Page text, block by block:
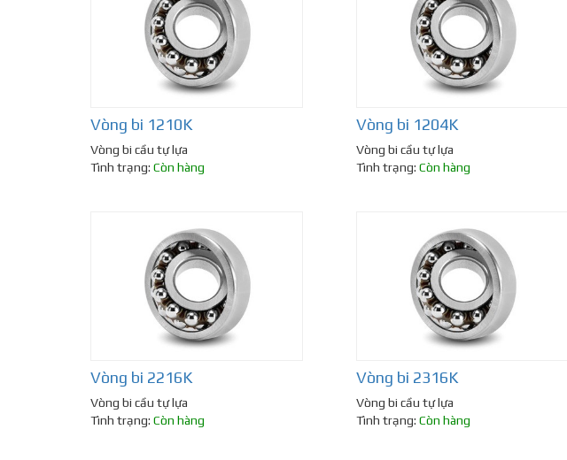
Vòng bi 1210K
Vòng bi cầu tự lựa
Tình trạng: Còn hàng
Vòng bi 1204K
Vòng bi cầu tự lựa
Tình trạng: Còn hàng
Vòng bi 2216K
Vòng bi cầu tự lựa
Tình trạng: Còn hàng
Vòng bi 2316K
Vòng bi cầu tự lựa
Tình trạng: Còn hàng